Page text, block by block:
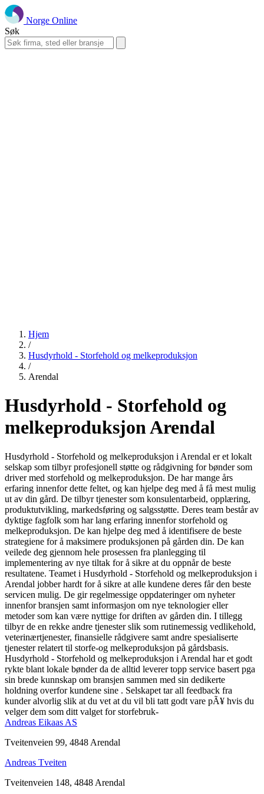
Norge Online
Søk
Hjem
/
Husdyrhold - Storfehold og melkeproduksjon
/
Arendal
Husdyrhold - Storfehold og
melkeproduksjon Arendal
Husdyrhold - Storfehold og melkeproduksjon i Arendal er et lokalt
selskap som tilbyr profesjonell støtte og rådgivning for bønder som
driver med storfehold og melkeproduksjon. De har mange års
erfaring innenfor dette feltet, og kan hjelpe deg med å få mest mulig
ut av din gård. De tilbyr tjenester som konsulentarbeid, opplæring,
produktutvikling, markedsføring og salgsstøtte. Deres team består av
dyktige fagfolk som har lang erfaring innenfor storfehold og
melkeproduksjon. De kan hjelpe deg med å identifisere de beste
strategiene for å maksimere produksjonen på gården din. De kan
veilede deg gjennom hele prosessen fra planlegging til
implementering av nye tiltak for å sikre at du oppnår de beste
resultatene. Teamet i Husdyrhold - Storfehold og melkeproduksjon i
Arendal jobber hardt for å sikre at alle kundene deres får den beste
servicen mulig. De gir regelmessige oppdateringer om nyheter
innenfor bransjen samt informasjon om nye teknologier eller
metoder som kan være nyttige for driften av gården din. I tillegg
tilbyr de en rekke andre tjenester slik som rutinemessig vedlikehold,
veterinærtjenester, finansielle rådgivere samt andre spesialiserte
tjenester relatert til storfe-og melkeproduksjon på gårdsbasis.
Husdyrhold - Storfehold og melkeproduksjon i Arendal har et godt
rykte blant lokale bønder da de alltid leverer topp service basert pga
sin brede kunnskap om bransjen sammen med sin dedikerte
holdning overfor kundene sine . Selskapet tar all feedback fra
kunder alvorlig slik at du vet at du vil bli tatt godt vare pÃ¥ hvis du
velger dem som ditt valget for storfebruk-
Andreas Eikaas AS
Tveitenveien 99, 4848 Arendal
Andreas Tveiten
Tveitenveien 148, 4848 Arendal